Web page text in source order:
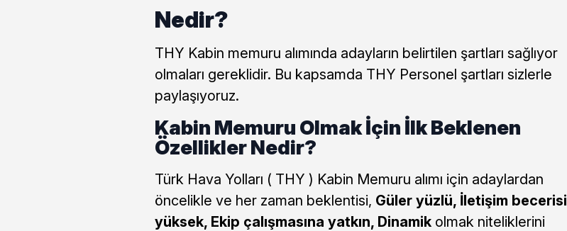
Nedir?
THY Kabin memuru alımında adayların belirtilen şartları sağlıyor
olmaları gereklidir. Bu kapsamda THY Personel şartları sizlerle
paylaşıyoruz.
Kabin Memuru Olmak İçin İlk Beklenen
Özellikler Nedir?
Türk Hava Yolları ( THY ) Kabin Memuru alımı için adaylardan
öncelikle ve her zaman beklentisi, Güler yüzlü, İletişim becerisi
yüksek, Ekip çalışmasına yatkın, Dinamikolmak niteliklerini